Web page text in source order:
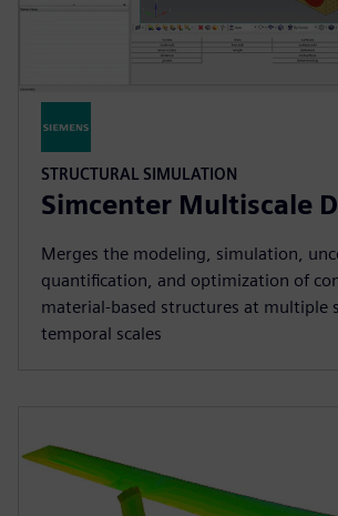
STRUCTURAL SIMULATION
Simcenter Multiscale
Merges the modeling, simulation,
quantification, and optimization of
material-based structures at multiple
temporal scales